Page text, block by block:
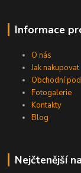
Informace
O nás
Jak nakupovat
Obchodní
Fotogalerie
Kontakty
Blog
Nejčtenější